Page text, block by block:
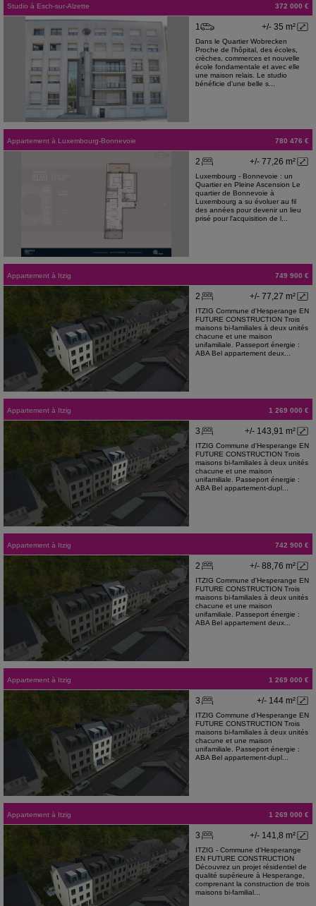
Studio à Esch-sur-Alzette 372 000 €
+/- 35 m²
1
Dans le Quartier Wobrecken
Proche de l'hôpital, des écoles,
crèches, commerces et nouvelle
école fondamentale et avec elle
une maison relais. Le studio
bénéficie d'une belle s...
Appartement à Luxembourg-Bonnevoie 780 476 €
+/- 77,26 m²
2
Luxembourg - Bonnevoie : un
Quartier en Pleine Ascension Le
quartier de Bonnevoie à
Luxembourg a su évoluer au fil
des années pour devenir un lieu
prisé pour l'acquisition de l...
Appartement à Itzig 749 900 €
+/- 77,27 m²
2
ITZIG Commune d'Hesperange EN
FUTURE CONSTRUCTION Trois
maisons bi-familiales à deux unités
chacune et une maison
unifamiliale. Passeport énergie :
ABA Bel appartement deux...
Appartement à Itzig 1 269 000 €
+/- 143,91 m²
3
ITZIG Commune d'Hesperange EN
FUTURE CONSTRUCTION Trois
maisons bi-familiales à deux unités
chacune et une maison
unifamiliale. Passeport énergie :
ABA Bel appartement-dupl...
Appartement à Itzig 742 900 €
+/- 88,76 m²
2
ITZIG Commune d'Hesperange EN
FUTURE CONSTRUCTION Trois
maisons bi-familiales à deux unités
chacune et une maison
unifamiliale. Passeport énergie :
ABA Bel appartement deux...
Appartement à Itzig 1 269 000 €
+/- 144 m²
3
ITZIG Commune d'Hesperange EN
FUTURE CONSTRUCTION Trois
maisons bi-familiales à deux unités
chacune et une maison
unifamiliale. Passeport énergie :
ABA Bel appartement-dupl...
Appartement à Itzig 1 269 000 €
+/- 141,8 m²
3
ITZIG - Commune d'Hesperange
EN FUTURE CONSTRUCTION
Découvrez un projet résidentiel de
qualité supérieure à Hesperange,
comprenant la construction de trois
maisons bi-familial...